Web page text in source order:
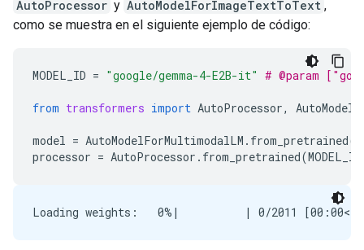
AutoProcessor y AutoModelForImageTextToText ,
como se muestra en el siguiente ejemplo de código:
MODEL_ID = "google/gemma-4-E2B-it" # @param
from transformers import AutoProcessor,
model = AutoModelForMultimodalLM . from_pretrained(
processor = AutoProcessor . from_pretrained(MODEL_ID